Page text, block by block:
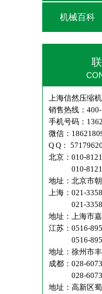
机械百科
上海信然压缩
销售热线：
手机号码：
微信：
Q Q： 57179620
北京：010-
010-
地址：北京市
上海：021-
021-
地址：上海市
江苏：0516-
0516-
地址：徐州市
成都：028-
028-
地址：高新区